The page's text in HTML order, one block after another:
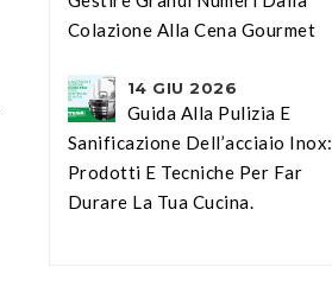
Colazione Alla Cena Gourmet
14 GIU 2026
Guida Alla Pulizia E
Sanificazione Dell’acciaio Inox:
Prodotti E Tecniche Per Far
Durare La Tua Cucina.